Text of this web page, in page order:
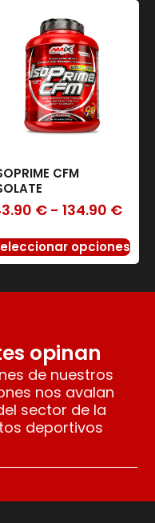
CFM
€ - 134.90 €
opciones
opinan
de nuestros
nos avalan
sector de la
deportivos